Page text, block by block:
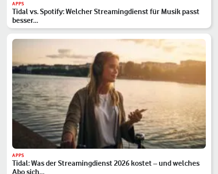
APPS
Tidal vs. Spotify: Welcher Streamingdienst für Musik passt
besser…
APPS
Tidal: Was der Streamingdienst 2026 kostet – und welches
Abo sich…